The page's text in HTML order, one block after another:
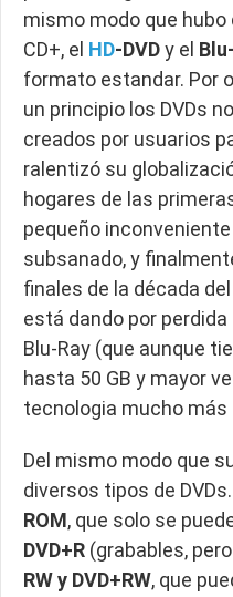
mismo modo que
CD+, el HD-DVDy el
formato estandar. Por
un principio los DVDs
creados por usuarios
ralentizó su
hogares de las
pequeño
subsanado, y
finales de la década
está dando por
Blu-Ray (que aunque
hasta 50 GB y mayor
tecnologia mucho más
Del mismo modo que
diversos tipos de
ROM, que solo se
DVD+R (grabables,
RW y DVD+RW, que